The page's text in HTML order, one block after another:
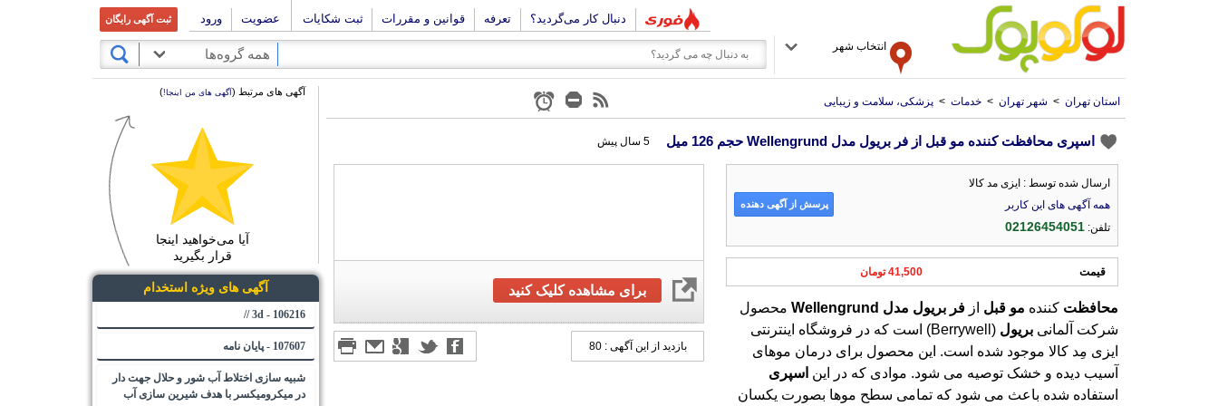
دنبال کار می‌گردید؟ تعرفه قوانین و مقررات ثبت شکایات عضویت ورود ثبت آگهی رایگان
انتخاب شهر
همه گروه‌ها
استان تهران > شهر تهران > خدمات > پزشکی، سلامت و زیبایی
اسپری محافظت کننده مو قبل از فر بریول مدل Wellengrund حجم 126 میل 5 سال پیش
برای مشاهده کلیک کنید
بازدید از این آگهی : 80
ارسال شده توسط : ایزی مد کالا
همه آگهی های این کاربر
تلفن:02126454051
پرسش از آگهی دهنده
قیمت 41,500 تومان
محافظت کننده مو قبل از فر بریول مدل Wellengrund محصول
شرکت آلمانی بریول (Berrywell) است که در فروشگاه اینترنتی
ایزی مِد کالا موجود شده است. این محصول برای درمان موهای
آسیب دیده و خشک توصیه می شود. موادی که در این اسپری
استفاده شده باعث می شود که تمامی سطح موها بصورت یکسان
آگهی های مرتبط (آگهی های من اینجا!)
آیا می‌خواهید اینجا
قرار بگیرید
آگهی های ویژه استخدام
106216 - 3d //
107607 - پایان نامه
شبیه سازی اختلاط آب شور و حلال جهت دار
در میکرومیکسر با هدف شیرین سازی آب